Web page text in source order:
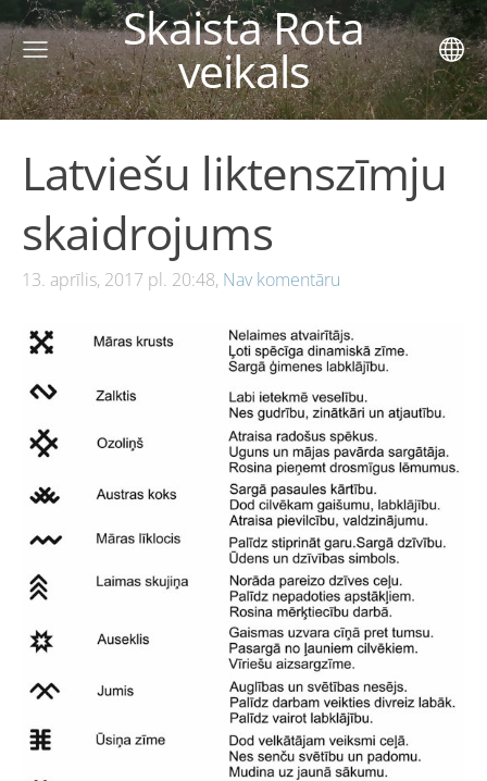
Skaista Rota
veikals
Latviešu liktenszīmju
skaidrojums
13. aprīlis, 2017 pl. 20:48, Nav komentāru